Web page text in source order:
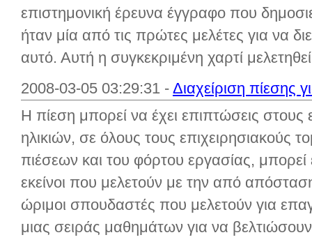
επιστημονική έρευνα έγγραφο που
ήταν μία από τις πρώτες μελέτες για να
αυτό. Αυτή η συγκεκριμένη χαρτί
2008-03-05 03:29:31 - Διαχείριση πίεσης
Η πίεση μπορεί να έχει επιπτώσεις
ηλικιών, σε όλους τους επιχειρησιακούς
πιέσεων και του φόρτου εργασίας, μπορεί
εκείνοι που μελετούν με την από
ώριμοι σπουδαστές που μελετούν για
μιας σειράς μαθημάτων για να